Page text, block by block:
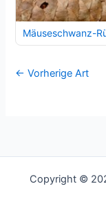
Mäuseschwanz-
← Vorherige Art
Copyright ©